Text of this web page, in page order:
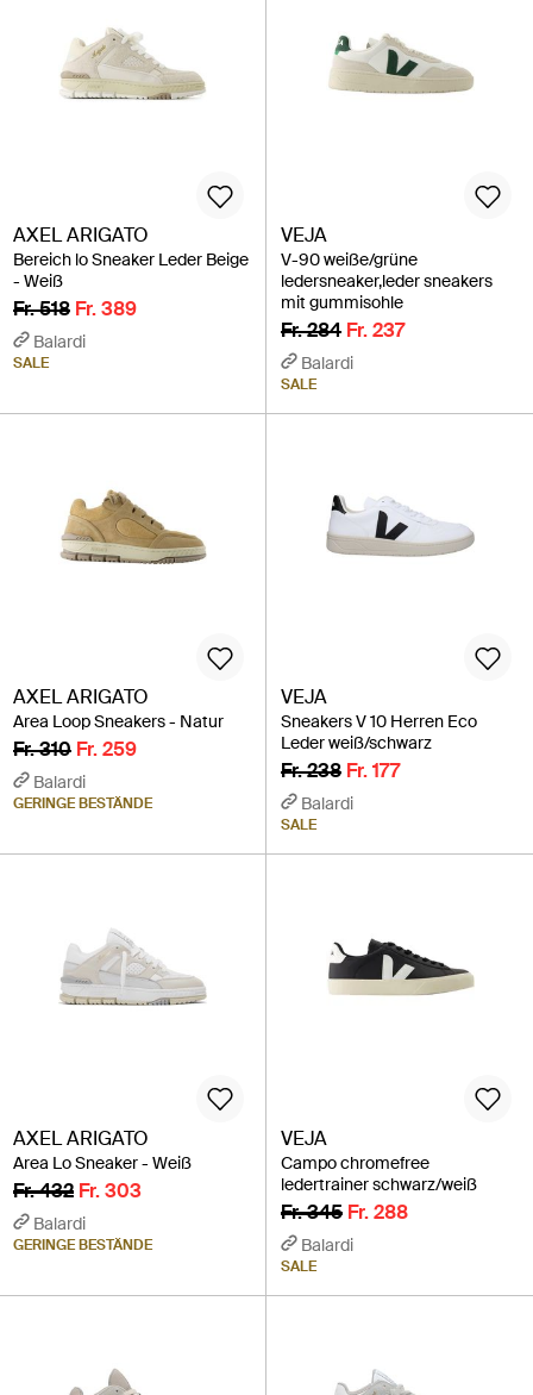
AXEL ARIGATO
Bereich lo Sneaker Leder Beige
- Weiß
Fr. 518 Fr. 389
Balardi
SALE
VEJA
V-90 weiße/grüne
ledersneaker,leder sneakers
mit gummisohle
Fr. 284 Fr. 237
Balardi
SALE
AXEL ARIGATO
Area Loop Sneakers - Natur
Fr. 310 Fr. 259
Balardi
GERINGE BESTÄNDE
VEJA
Sneakers V 10 Herren Eco
Leder weiß/schwarz
Fr. 238 Fr. 177
Balardi
SALE
AXEL ARIGATO
Area Lo Sneaker - Weiß
Fr. 432 Fr. 303
Balardi
GERINGE BESTÄNDE
VEJA
Campo chromefree
ledertrainer schwarz/weiß
Fr. 345 Fr. 288
Balardi
SALE